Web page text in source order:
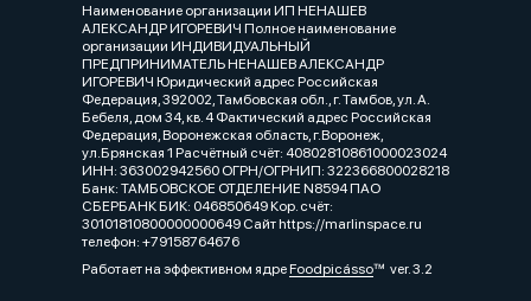
Наименование организации ИП НЕНАШЕВ
АЛЕКСАНДР ИГОРЕВИЧ Полное наименование
организации ИНДИВИДУАЛЬНЫЙ
ПРЕДПРИНИМАТЕЛЬ НЕНАШЕВ АЛЕКСАНДР
ИГОРЕВИЧ Юридический адрес Российская
Федерация, 392002, Тамбовская обл., г. Тамбов, ул. А.
Бебеля, дом 34, кв. 4 Фактический адрес Российская
Федерация, Воронежская область, г.Воронеж,
ул.Брянская 1 Расчётный счёт: 40802810861000023024
ИНН: 363002942560 ОГРН/ОГРНИП: 322366800028218
Банк: ТАМБОВСКОЕ ОТДЕЛЕНИЕ N8594 ПАО
СБЕРБАНК БИК: 046850649 Кор. счёт:
30101810800000000649 Сайт https://marlinspace.ru
телефон: +79158764676
Работает на эффективном ядреFoodpicássover. 3.2